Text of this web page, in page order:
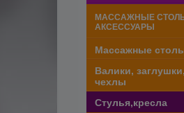
МАССАЖНЫЕ
АКСЕССУАРЫ
Массажные
Валики,
чехлы
Стулья,кресла